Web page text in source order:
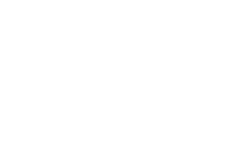
Selatan Murah 24 Jam